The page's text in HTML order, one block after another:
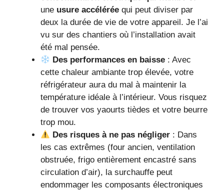
une usure accélérée qui peut diviser par
deux la durée de vie de votre appareil. Je l’ai
vu sur des chantiers où l’installation avait
été mal pensée.
Des performances en baisse : Avec
cette chaleur ambiante trop élevée, votre
réfrigérateur aura du mal à maintenir la
température idéale à l’intérieur. Vous risquez
de trouver vos yaourts tièdes et votre beurre
trop mou.
Des risques à ne pas négliger : Dans
les cas extrêmes (four ancien, ventilation
obstruée, frigo entièrement encastré sans
circulation d’air), la surchauffe peut
endommager les composants électroniques